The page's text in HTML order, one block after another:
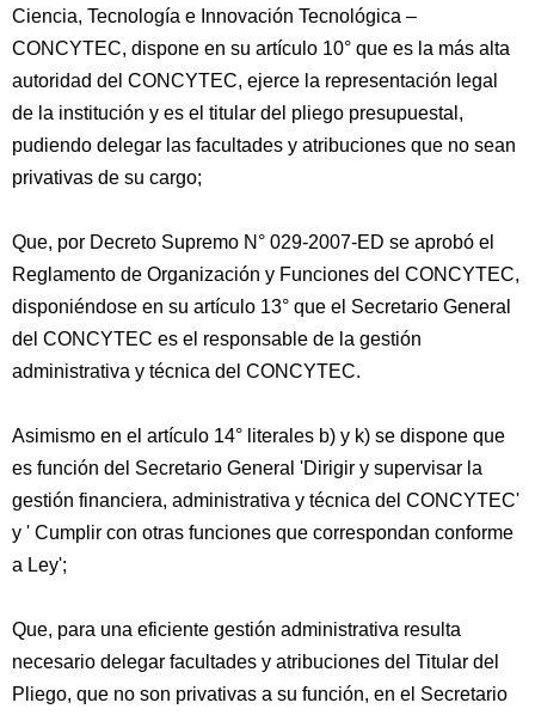
Ciencia, Tecnología e Innovación Tecnológica –
CONCYTEC, dispone en su artículo 10° que es la más alta
autoridad del CONCYTEC, ejerce la representación legal
de la institución y es el titular del pliego presupuestal,
pudiendo delegar las facultades y atribuciones que no sean
privativas de su cargo;
Que, por Decreto Supremo N° 029-2007-ED se aprobó el
Reglamento de Organización y Funciones del CONCYTEC,
disponiéndose en su artículo 13° que el Secretario General
del CONCYTEC es el responsable de la gestión
administrativa y técnica del CONCYTEC.
Asimismo en el artículo 14° literales b) y k) se dispone que
es función del Secretario General 'Dirigir y supervisar la
gestión financiera, administrativa y técnica del CONCYTEC'
y ' Cumplir con otras funciones que correspondan conforme
a Ley';
Que, para una eficiente gestión administrativa resulta
necesario delegar facultades y atribuciones del Titular del
Pliego, que no son privativas a su función, en el Secretario